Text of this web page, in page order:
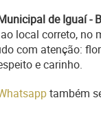
de Iguaí -
local correto, no
com atenção:
e carinho.
também